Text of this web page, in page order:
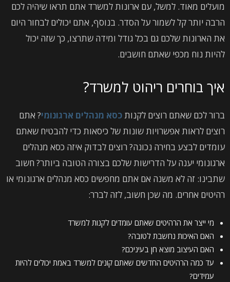
מועלים מאוד. למשל, עם ארונות למשרד אתם תראו שיהיה לכם
הרבה יותר קל לשמור על הסדר. בנוסף, אתם יכולים לבחור היום
את הארונות שלכם גם בכל גודל ומידה שתרצו, כך שזה יכול
להיות נוח מכפי שאתם חושבים.
איך בוחרים ריהוט למשרד?
ברור לכם שאתם רוצים לקנותכסא מנהלים ארגונומי? אתם
רוצים לראות אפשרויות שונות של כיסאות כדי להבטיח שאתם
עומדים לבצע בחירה נכונה? רוצים לבדוק איזה כסא מנהלים
ארגונומי יענה על הדרישות שלכם בצורה הטובה ביותר? חשוב
שתבינו: זה לא משנה אם אתם מחפשים כסא מנהלים ארגונומי או
רהיטים אחרים. מה שכן חשוב, לזה לברר:
מי ייצר את הרהיטים שאתם עומדים לקנות למשרד
האם האיכות נחשבת לטובה?
האם העיצוב מוצא חן בעיניכם?
עד כמה הרהיטים החדשים שאתם קונים למשרד באמת יכולים להיות
עמידים?